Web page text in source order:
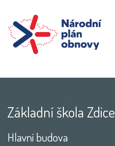
Základní škola Zdice
Hlavní budova